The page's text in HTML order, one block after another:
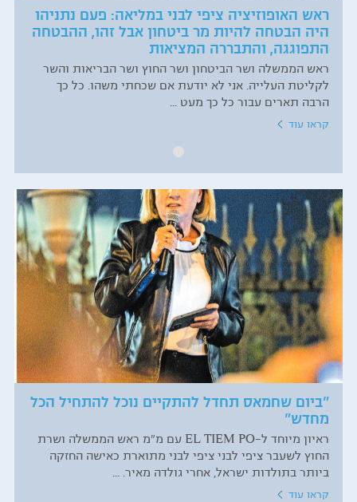
ראש האופוזיציה ציפי לבני במליאה: פעם נתניהו
היה הבטחה להיות מר ביטחון אבל זהו, ההבטחה
התפוגגה, והתבררה המציאות
ראש הממשלה ושר הביטחון ושר החוץ ושר הבריאות והשר
לקליטת העלייה. אני לא יודעת אם שכחתי משהו. כל כך
הרבה תארים עבור כל כך מעט ...
קראו עוד
"ביום שחמאס תחדל להתקיים נוכל להתחיל הכל
מחדש"
ראיון מיוחד ל-EL TIEM PO עם מ"מ ראש הממשלה ושרת
החוץ לשעבר ציפי לבני ציפי לבני מתוארת כאישה החזקה
ביותר בתולדות ישראל, אחרי גולדה מאיר. ...
קראו עוד